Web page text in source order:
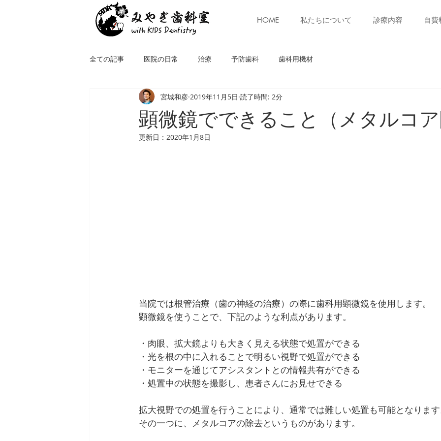
HOME 私たちについて 診療内容 自費
全ての記事 医院の日常 治療 予防歯科 歯科用機材
顕微鏡でできること（メタルコ
宮城和彦 2019年11月5日 読了時間: 2分
更新日： 2020年1月8日
当院では根管治療（歯の神経の治療）の際に歯科用顕微鏡を使用します。
顕微鏡を使うことで、下記のような利点があります。
・肉眼、拡大鏡よりも大きく見える状態で処置ができる
・光を根の中に入れることで明るい視野で処置ができる
・モニターを通じてアシスタントとの情報共有ができる
・処置中の状態を撮影し、患者さんにお見せできる
拡大視野での処置を行うことにより、通常では難しい処置も可能となりま
その一つに、メタルコアの除去というものがあります。